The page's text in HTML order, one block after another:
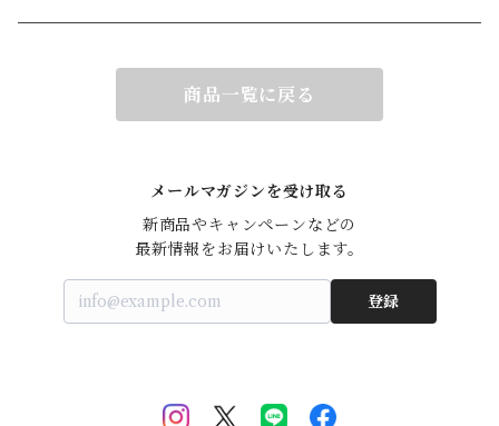
商品一覧に戻る
メールマガジンを受け取る
新商品やキャンペーンなどの
最新情報をお届けいたします。
登録